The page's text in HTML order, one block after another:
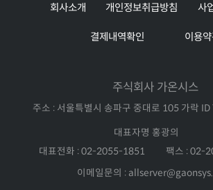
회사소개 개인정보취급방침 사
결제내역확인 이용
주식회사 가온시스
주소 : 서울특별시 송파구 중대로 105 가락
대표자명 홍광의
대표전화 : 02-2055-1851
팩스 : 02-
이메일문의 :